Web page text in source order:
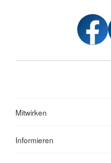
Mitwirken
Informieren